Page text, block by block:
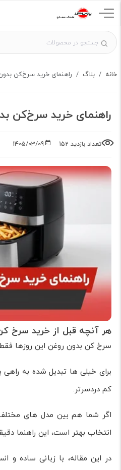
خانه بلاگ راهنمای خرید سرخ‌کن
راهنمای خرید سرخ‌کن
تعداد بازدید 152 1405/03/09
هر آنچه قبل از خرید سرخ کن
سرخ کن بدون روغن این روزها
برای خیلی ها تبدیل شده به
کم دردسرتر.
اگر شما هم بین مدل های مختلف
انتخاب بهتر است، این راهنما
در این مقاله، با زبانی ساده و